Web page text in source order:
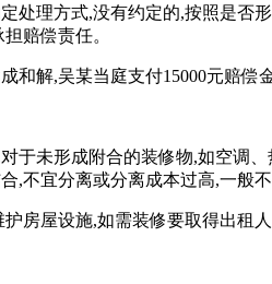
处理方式,没有约定的,按照是
赔偿责任。
和解,吴某当庭支付15000元赔偿金
于未形成附合的装修物,如空调
,不宜分离或分离成本过高,一般不
房屋设施,如需装修要取得出